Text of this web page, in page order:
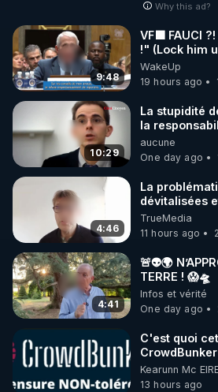
🌱 INSTAGRAM
https://www.instagram.com/
http://rgnr.li/instagram
🌱 LA NEWSLETTER
Pour ne pas rater l’actualité
http://rgnr.li/news
🌱 VIDÉOS NON CENSURÉES
Toutes les vidéos Youtube sont
http://rgnr.li/odysee
🌱 LES STAGES EN
http://rgnr.li/stages
Why this ad?
9:48
VF🟩 FAUCI
!" (Lock him
Traduction
WakeUp
19 hours ago
10:29
La stupidité
la
concernant le
carbone.
aucune
One day ago
4:46
La
dévitalisées
TrueMedia
11 hours ago
4:41
🚨👽🌍
TERRE ! 😱🛸
Infos et vérité
One day ago
C'est quoi
peut plus
peu de la
Kearunn Mc
13 hours ago